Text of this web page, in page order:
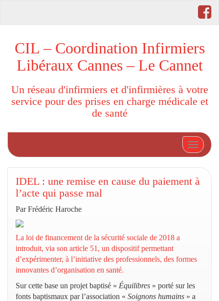
CIL – Coordination Infirmiers
Libéraux Cannes – Le Cannet
Un réseau d'infirmiers et d'infirmières à votre
service pour des prises en charge médicale et
de santé
IDEL : une remise en cause du paiement à
l’acte qui passe mal
Par Frédéric Haroche
La loi de financement de la sécurité sociale de 2018 a
introduit, via son article 51, un dispositif permettant
d’expérimenter, à l’initiative des professionnels, des formes
innovantes d’organisation en santé.
Sur cette base un projet baptisé « Équilibres » porté sur les
fonts baptismaux par l’association « Soignons humains » a